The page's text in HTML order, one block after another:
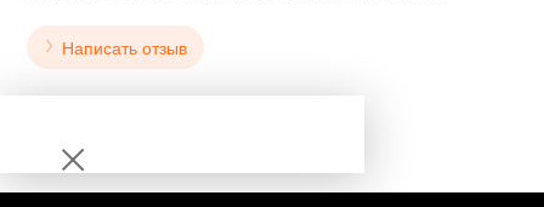
Написать отзыв